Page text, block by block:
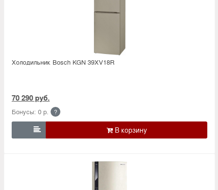
Холодильник Bosсh KGN 39XV18R
70 290 руб.
Бонусы: 0 р. ?
